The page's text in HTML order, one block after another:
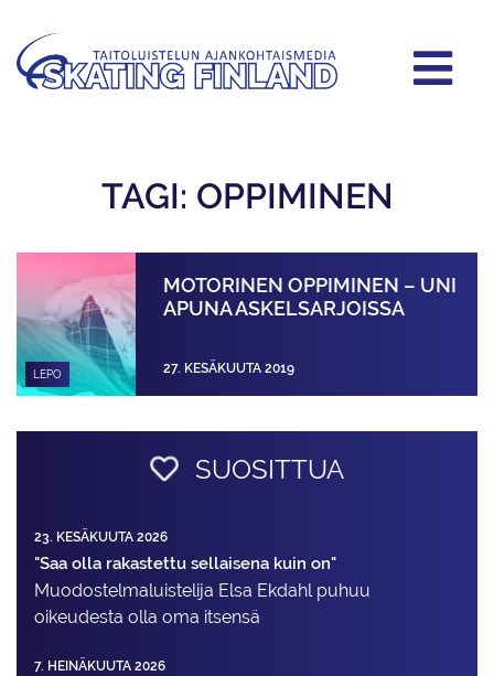
TAGI: OPPIMINEN
LEPO
MOTORINEN OPPIMINEN – UNI
APUNA ASKELSARJOISSA
27. KESÄKUUTA 2019
SUOSITTUA
23. KESÄKUUTA 2026
"Saa olla rakastettu sellaisena kuin on"
Muodostelma­luistelija Elsa Ekdahl puhuu
oikeudesta olla oma itsensä
7. HEINÄKUUTA 2026